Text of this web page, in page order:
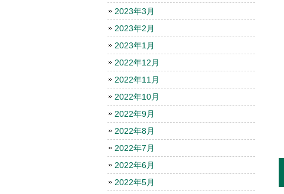
2023年3月
2023年2月
2023年1月
2022年12月
2022年11月
2022年10月
2022年9月
2022年8月
2022年7月
2022年6月
2022年5月